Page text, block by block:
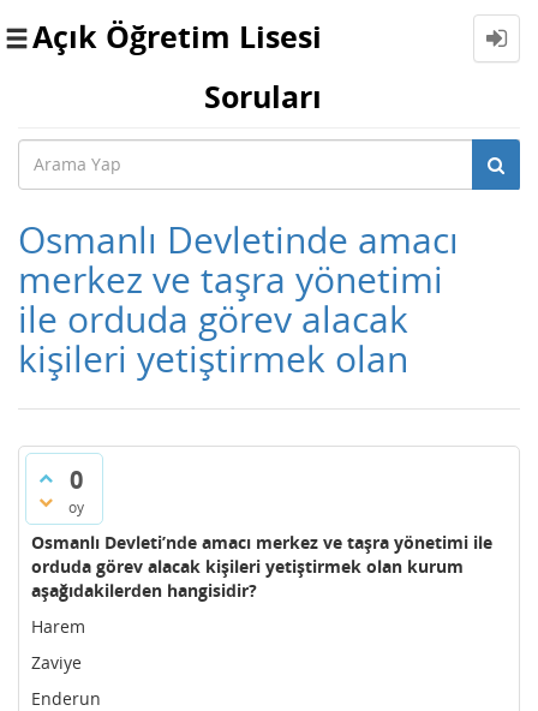
Toggle
Açık Öğretim Lisesi
Soruları
Osmanlı Devletinde amacı
merkez ve taşra yönetimi
ile orduda görev alacak
kişileri yetiştirmek olan
0
oy
Osmanlı Devleti’nde amacı merkez ve taşra yönetimi ile
orduda görev alacak kişileri yetiştirmek olan kurum
aşağıdakilerden hangisidir?
Harem
Zaviye
Enderun